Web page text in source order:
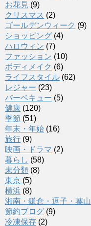
お花見 (9)
クリスマス (2)
ゴールデンウィーク (9)
ショッピング (4)
ハロウィン (7)
ファッション (10)
ボディメイク (6)
ライフスタイル (62)
レジャー (23)
バーベキュー (5)
健康 (120)
季節 (51)
年末・年始 (16)
旅行 (9)
映画・ドラマ (2)
暮らし (58)
未分類 (8)
東京 (5)
横浜 (8)
湘南・鎌倉・逗子・葉山
節約ブログ (9)
冷凍保存 (2)